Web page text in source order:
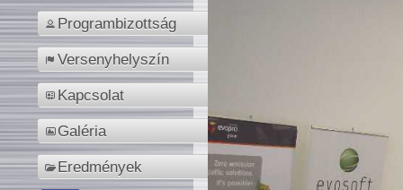
Programbizottság
Versenyhelyszín
Kapcsolat
Galéria
Eredmények